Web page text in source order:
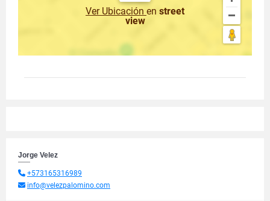
Ver Ubicación en street
view
Jorge Velez
+573165316989
info@velezpalomino.com